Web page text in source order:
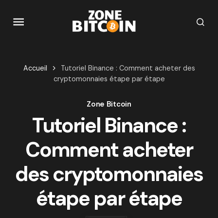
Accueil
Tutoriel Binance : Comment acheter des
cryptomonnaies étape par étape
Zone Bitcoin
Tutoriel Binance :
Comment acheter
des cryptomonnaies
étape par étape